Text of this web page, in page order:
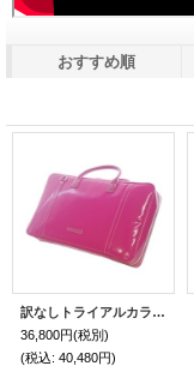
おすすめ順
訳なしトライアルカラーセール 20%OFF リュック式 スコアブリーフケースガード「Ludwig/wf」フューシャピンク
36,800円(税別)
(税込: 40,480円)